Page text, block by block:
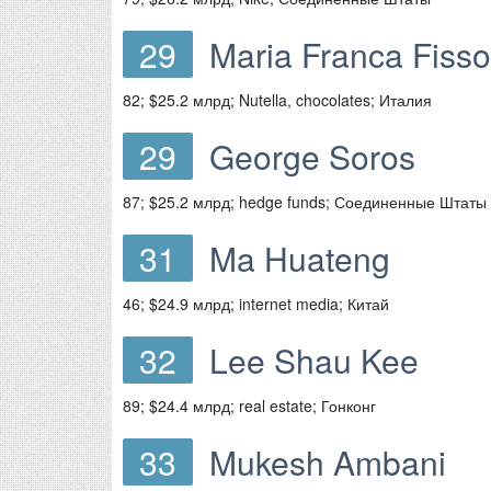
29 Maria Franca
82; $25.2 млрд; Nutella, chocolates; Италия
29 George Soros
87; $25.2 млрд; hedge funds; Соединенные Штаты
31 Ma Huateng
46; $24.9 млрд; internet media; Китай
32 Lee Shau Kee
89; $24.4 млрд; real estate; Гонконг
33 Mukesh Ambani